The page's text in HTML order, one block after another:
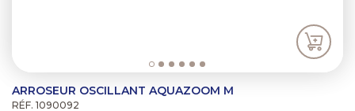
ARROSEUR OSCILLANT AQUAZOOM M
RÉF. 1090092